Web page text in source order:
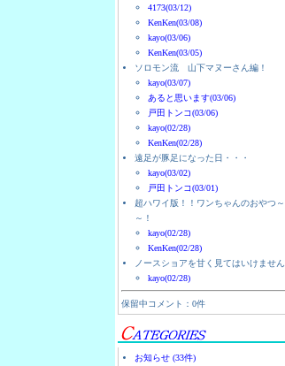
4173(03/12)
KenKen(03/08)
kayo(03/06)
KenKen(03/05)
ソロモン流 山下マヌーさん編！
kayo(03/07)
あると思います(03/06)
戸田トンコ(03/06)
kayo(02/28)
KenKen(02/28)
遠足が豚足になった日・・・
kayo(03/02)
戸田トンコ(03/01)
超ハワイ版！！ワンちゃんのおやつ～
～！
kayo(02/28)
KenKen(02/28)
ノースショアを甘く見てはいけません
kayo(02/28)
保留中コメント：0件
お知らせ (33件)